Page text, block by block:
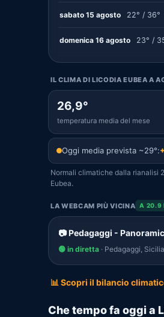
sabato 15 agosto 22° / 36°
domenica 16 agosto 23° /
IL CLIMA DI LICODIA EUBEA A
26,9°
temperatura media del mese
Oggi media prevista ~29°:
Normali climatiche dalla rianalisi
Eubea.
LA WEBCAM PIÙ VICINA A 20.9
📷 Pedagaggi -
🟢 in diretta · Pedagaggi,
📊 Scopri il bilancio
Che tempo fa oggi a